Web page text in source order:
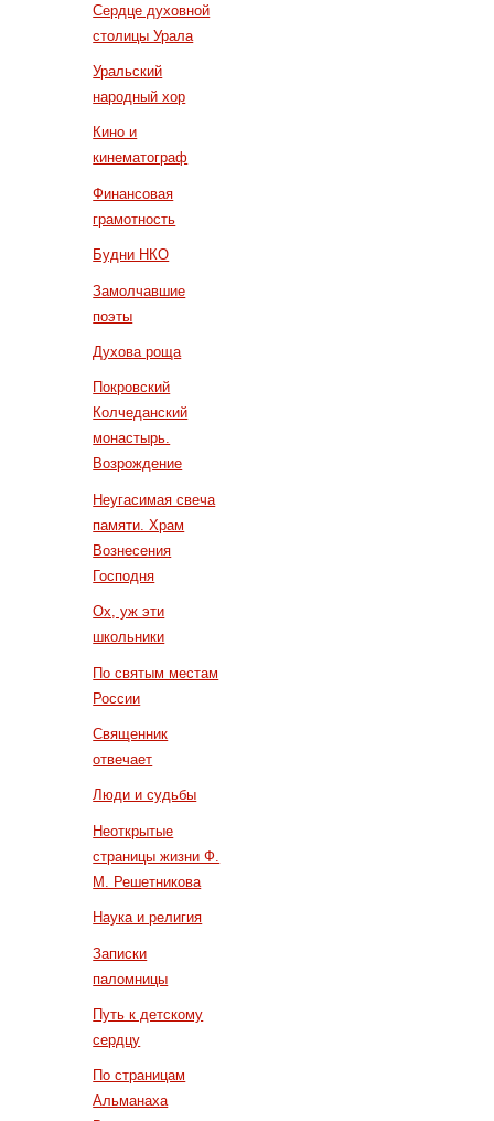
Сердце духовной
столицы Урала
Уральский
народный хор
Кино и
кинематограф
Финансовая
грамотность
Будни НКО
Замолчавшие
поэты
Духова роща
Покровский
Колчеданский
монастырь.
Возрождение
Неугасимая свеча
памяти. Храм
Вознесения
Господня
Ох, уж эти
школьники
По святым местам
России
Священник
отвечает
Люди и судьбы
Неоткрытые
страницы жизни Ф.
М. Решетникова
Наука и религия
Записки
паломницы
Путь к детскому
сердцу
По страницам
Альманаха